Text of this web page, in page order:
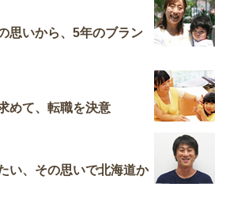
思いから、5年のブラン
めて、転職を決意
い、その思いで北海道か